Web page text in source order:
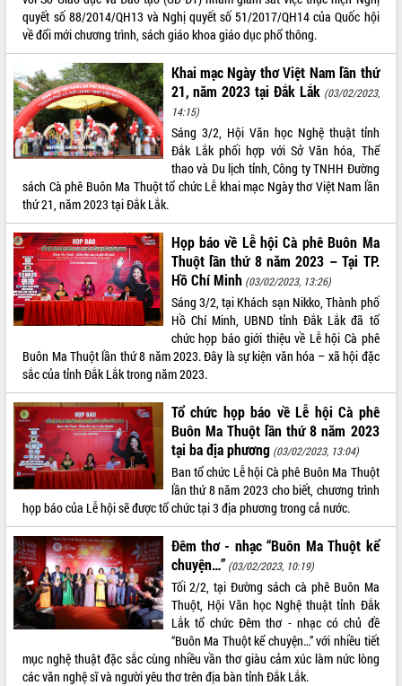
tiến đầu tư tỉnh
Ngành cá ngừ Đắk Lắk chủ động thích
ứng để giữ vững thị trường xuất khẩu
Diễn đàn Kinh tế tư nhân Việt Nam đột
phá cơ chế - Hợp tác công tư
Đề án 06 tạo bước ngoặt đột phá trong
cải cách hành chính tỉnh Đắk Lắk
Kết nối tour, đẩy mạnh chuyển đổi số
để phát triển du lịch Đắk Lắk
Khởi động Dự án Đầu tư xây dựng hạ
tầng kỹ thuật Cụm công nghiệp Tân
Tiến
Gặp mặt các cơ quan báo chí nhân Kỷ
niệm 101 năm Ngày Báo chí Cách
mạng Việt Nam
Đắk Lắk sơ kết 4 năm triển khai thực
Họp báo thông tin về Hội nghị Công bố
Quy hoạch và Xúc tiến đầu tư tỉnh Đắk
Lắk
Khơi thông điểm nghẽn, đẩy nhanh
giải ngân vốn khắc phục thiên tai
HĐND tỉnh thông qua điều chỉnh Quy
hoạch tỉnh thời kỳ 2021-2030
Hội thảo góp ý hồ sơ điều chỉnh quy
hoạch tỉnh Đắk Lắk thời kỳ 2021-2030,
tầm nhìn đến năm 2050
Nâng cao hiệu quả hoạt động của các
doanh nghiệp nhà nước
Hội nghị triển khai kết nối mạng
truyền số liệu chuyên dùng phục vụ cơ
quan Đảng, Nhà nước
Lễ phát động chuỗi hoạt động chung
tay làm sạch môi trường
quyết số 88/2014/QH13 và Nghị quyết số 51/2017/QH14 của Quốc hội
về đổi mới chương trình, sách giáo khoa giáo dục phổ thông.
Khai mạc Ngày thơ Việt Nam lần thứ
21, năm 2023 tại Đắk Lắk (03/02/2023,
14:15)
Sáng 3/2, Hội Văn học Nghệ thuật tỉnh
Đắk Lắk phối hợp với Sở Văn hóa, Thể
thao và Du lịch tỉnh, Công ty TNHH Đường
sách Cà phê Buôn Ma Thuột tổ chức Lễ khai mạc Ngày thơ Việt Nam lần
thứ 21, năm 2023 tại Đắk Lắk.
Họp báo về Lễ hội Cà phê Buôn Ma
Thuột lần thứ 8 năm 2023 – Tại TP.
Hồ Chí Minh (03/02/2023, 13:26)
Sáng 3/2, tại Khách sạn Nikko, Thành phố
Hồ Chí Minh, UBND tỉnh Đắk Lắk đã tổ
chức họp báo giới thiệu về Lễ hội Cà phê
Buôn Ma Thuột lần thứ 8 năm 2023. Đây là sự kiện văn hóa – xã hội đặc
sắc của tỉnh Đắk Lắk trong năm 2023.
Tổ chức họp báo về Lễ hội Cà phê
Buôn Ma Thuột lần thứ 8 năm 2023
tại ba địa phương (03/02/2023, 13:04)
Ban tổ chức Lễ hội Cà phê Buôn Ma Thuột
lần thứ 8 năm 2023 cho biết, chương trình
họp báo của Lễ hội sẽ được tổ chức tại 3 địa phương trong cả nước.
Đêm thơ - nhạc “Buôn Ma Thuột kể
chuyện…” (03/02/2023, 10:19)
Tối 2/2, tại Đường sách cà phê Buôn Ma
Thuột, Hội Văn học Nghệ thuật tỉnh Đắk
Lắk tổ chức Đêm thơ - nhạc có chủ đề
“Buôn Ma Thuột kể chuyện…” với nhiều tiết
mục nghệ thuật đặc sắc cùng nhiều vần thơ giàu cảm xúc làm nức lòng
các văn nghệ sĩ và người yêu thơ trên địa bàn tỉnh Đắk Lắk.